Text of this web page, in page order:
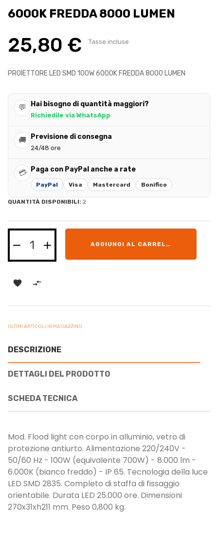
6000K FREDDA 8000 LUMEN
25,80 € Tasse incluse
PROIETTORE LED SMD 100W 6000K FREDDA 8000 LUMEN
💬 Hai bisogno di quantità maggiori?
Richiedile via WhatsApp
🚚 Previsione di consegna
24/48 ore
💳 Paga con PayPal anche a rate
PayPal Visa Mastercard Bonifico
QUANTITÀ DISPONIBILI: 2
AGGIUNGI AL CARRELLO
 
ULTIMI ARTICOLI IN MAGAZZINO
DESCRIZIONE
DETTAGLI DEL PRODOTTO
SCHEDA TECNICA
Mod. Flood light con corpo in alluminio, vetro di
protezione antiurto. Alimentazione 220/240V -
50/60 Hz - 100W (equivalente 700W) - 8.000 lm -
6.000K (bianco freddo) - IP 65. Tecnologia della luce
LED SMD 2835. Completo di staffa di fissaggio
orientabile. Durata LED 25.000 ore. Dimensioni
270x31xh211 mm. Peso 0,800 kg.